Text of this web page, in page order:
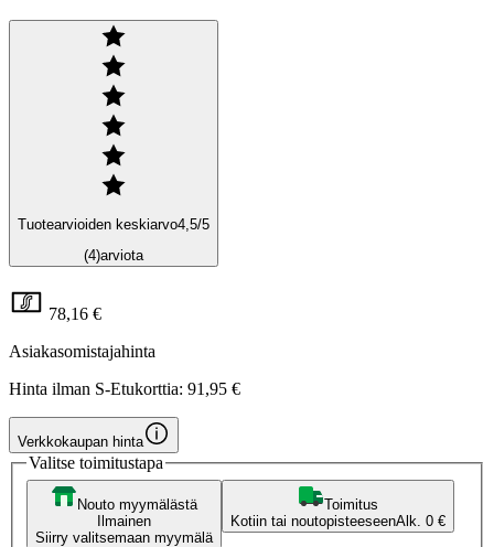
Tuotearvioiden keskiarvo4,5/5
(4)arviota
78,16 €
Asiakasomistajahinta
Hinta ilman S-Etukorttia: 91,95 €
Verkkokaupan hinta
Valitse toimitustapa
Nouto myymälästä
Ilmainen
Siirry valitsemaan myymälä
Toimitus
Kotiin tai noutopisteeseenAlk. 0 €